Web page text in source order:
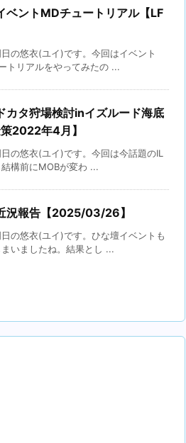
ベントMDチュートリアル【LF
の悠衣(ユイ)です。今回はイベント
トリアルをやってみたの ...
カタ狩場検討inイズルード海底
2022年4月】
の悠衣(ユイ)です。今回は今話題のIL
構前にMOBが変わ ...
況報告【2025/03/26】
の悠衣(ユイ)です。ひな壇イベントも
いましたね。結果とし ...